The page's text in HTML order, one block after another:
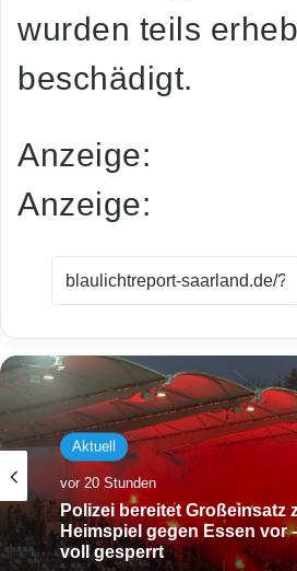
wurden teils
beschädigt.
Anzeige:
Anzeige:
Aktuell
vor 20 Stunden
Polizei bereitet Großeinsatz
Heimspiel gegen Essen vor
voll gesperrt